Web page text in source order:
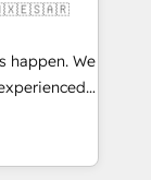
your
those with
happen. We
Hub,
customers